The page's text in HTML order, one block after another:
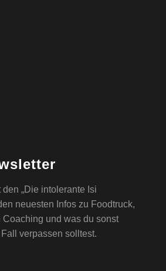
den „Die intolerante Isi
neuesten Infos zu Foodtruck,
Coaching und was du sonst
verpassen solltest.